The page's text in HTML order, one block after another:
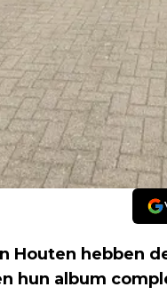
Houten hebben
hun album